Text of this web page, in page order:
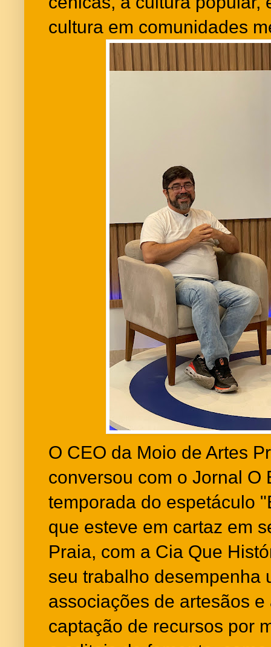
cultura em comunidades
O CEO da Moio de Artes
conversou com o Jornal O
temporada do espetáculo
que esteve em cartaz em
Praia, com a Cia Que
seu trabalho desempenha
associações de artesãos
captação de recursos por